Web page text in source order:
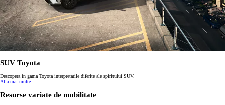
SUV Toyota
Descopera in gama Toyota interpretarile diferite ale spiritului SUV.
Afla mai multe
Resurse variate de mobilitate